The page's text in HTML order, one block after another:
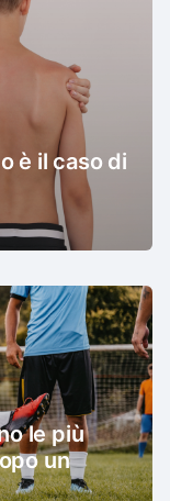
è il caso di
le più
un